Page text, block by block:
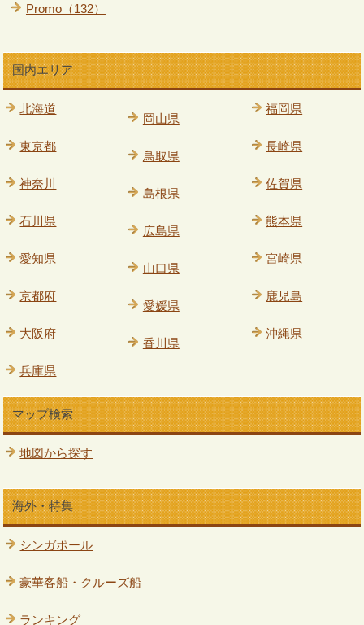
Promo（132）
国内エリア
北海道
東京都
神奈川
石川県
愛知県
京都府
大阪府
兵庫県
岡山県
鳥取県
島根県
広島県
山口県
愛媛県
香川県
福岡県
長崎県
佐賀県
熊本県
宮崎県
鹿児島
沖縄県
マップ検索
地図から探す
海外・特集
シンガポール
豪華客船・クルーズ船
ランキング